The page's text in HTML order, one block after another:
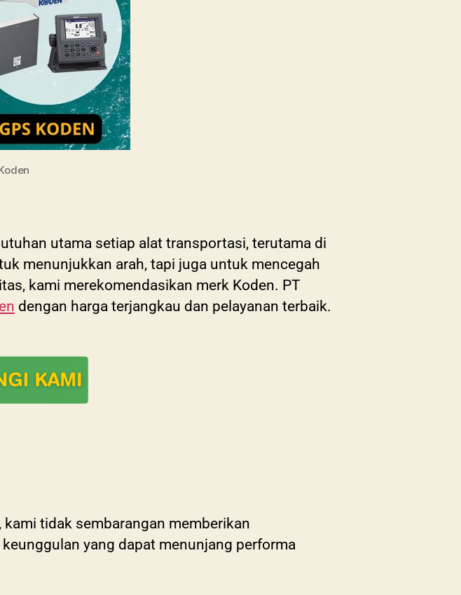
utama setiap alat transportasi, terutama di
menunjukkan arah, tapi juga untuk mencegah
kami merekomendasikan merk Koden. PT
dengan harga terjangkau dan pelayanan terbaik.
kami tidak sembarangan memberikan
yang dapat menunjang performa